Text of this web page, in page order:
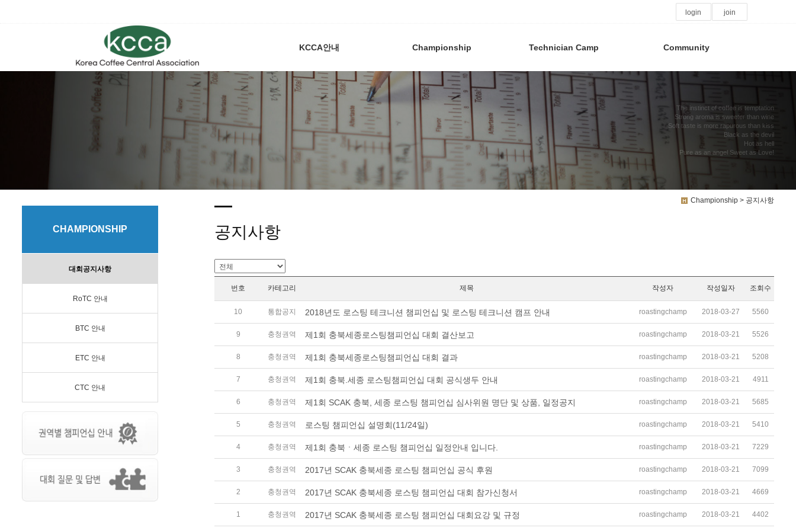
login join
KCCA안내 Championship Technician Camp Community
The instinct of coffee is temptation
Strong aroma is sweeter than wine
Soft taste is more rapurous than kiss
Black as the devil
Hot as hell
Pure as an angel Sweet as Love!
Championship > 공지사항
CHAMPIONSHIP
대회공지사항
RoTC 안내
BTC 안내
ETC 안내
CTC 안내
공지사항
번호 카테고리 제목 작성자 작성일자 조회수
10 통합공지 2018년도 로스팅 테크니션 챔피언십 및 로스팅 테크니션 캠프 안내 roastingchamp 2018-03-27 5560
9 충청권역 제1회 충북세종로스팅챔피언십 대회 결산보고 roastingchamp 2018-03-21 5526
8 충청권역 제1회 충북세종로스팅챔피언십 대회 결과 roastingchamp 2018-03-21 5208
7 충청권역 제1회 충북.세종 로스팅챔피언십 대회 공식생두 안내 roastingchamp 2018-03-21 4911
6 충청권역 제1회 SCAK 충북, 세종 로스팅 챔피언십 심사위원 명단 및 상품, 일정공지 roastingchamp 2018-03-21 5685
5 충청권역 로스팅 챔피언십 설명회(11/24일) roastingchamp 2018-03-21 5410
4 충청권역 제1회 충북ㆍ세종 로스팅 챔피언십 일정안내 입니다. roastingchamp 2018-03-21 7229
3 충청권역 2017년 SCAK 충북세종 로스팅 챔피언십 공식 후원 roastingchamp 2018-03-21 7099
2 충청권역 2017년 SCAK 충북세종 로스팅 챔피언십 대회 참가신청서 roastingchamp 2018-03-21 4669
1 충청권역 2017년 SCAK 충북세종 로스팅 챔피언십 대회요강 및 규정 roastingchamp 2018-03-21 4402